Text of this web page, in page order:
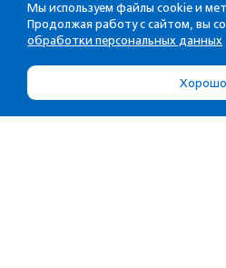
Мы используем файлы cookie и
Продолжая работу с сайтом, вы
обработки персональных данных
Хорошо